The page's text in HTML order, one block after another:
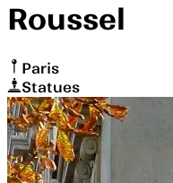
Roussel
Paris
Statues